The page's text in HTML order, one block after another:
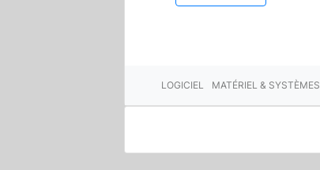
LOGICIEL MATÉRIEL & SYSTÈMES